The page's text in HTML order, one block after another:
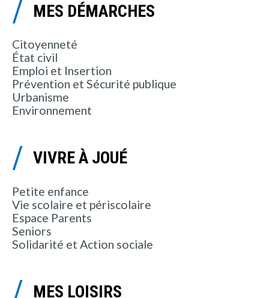
MES DÉMARCHES
Citoyenneté
État civil
Emploi et Insertion
Prévention et Sécurité publique
Urbanisme
Environnement
VIVRE À JOUÉ
Petite enfance
Vie scolaire et périscolaire
Espace Parents
Seniors
Solidarité et Action sociale
MES LOISIRS